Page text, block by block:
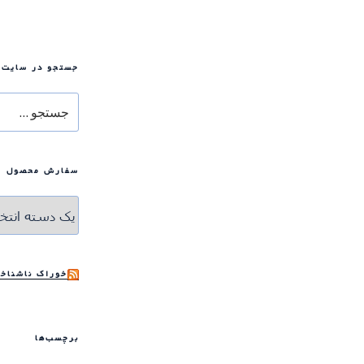
جستجو در سایت
برای
سفارش محصول
خوراک
برچسب‌ها